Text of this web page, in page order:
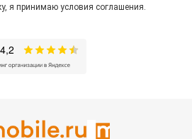
я принимаю условия соглашения.